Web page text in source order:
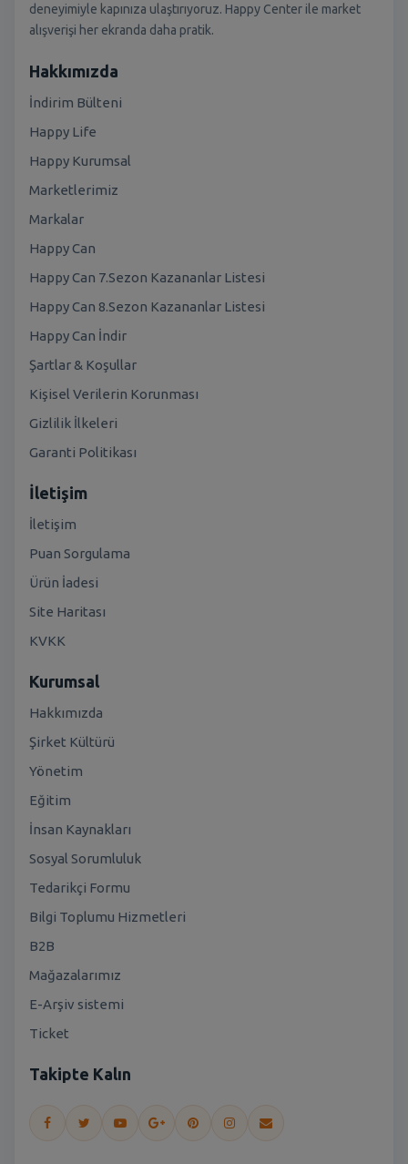
deneyimiyle kapınıza ulaştırıyoruz. Happy Center ile market
alışverişi her ekranda daha pratik.
Hakkımızda
İndirim Bülteni
Happy Life
Happy Kurumsal
Marketlerimiz
Markalar
Happy Can
Happy Can 7.Sezon Kazananlar Listesi
Happy Can 8.Sezon Kazananlar Listesi
Happy Can İndir
Şartlar & Koşullar
Kişisel Verilerin Korunması
Gizlilik İlkeleri
Garanti Politikası
İletişim
İletişim
Puan Sorgulama
Ürün İadesi
Site Haritası
KVKK
Kurumsal
Hakkımızda
Şirket Kültürü
Yönetim
Eğitim
İnsan Kaynakları
Sosyal Sorumluluk
Tedarikçi Formu
Bilgi Toplumu Hizmetleri
B2B
Mağazalarımız
E-Arşiv sistemi
Ticket
Takipte Kalın